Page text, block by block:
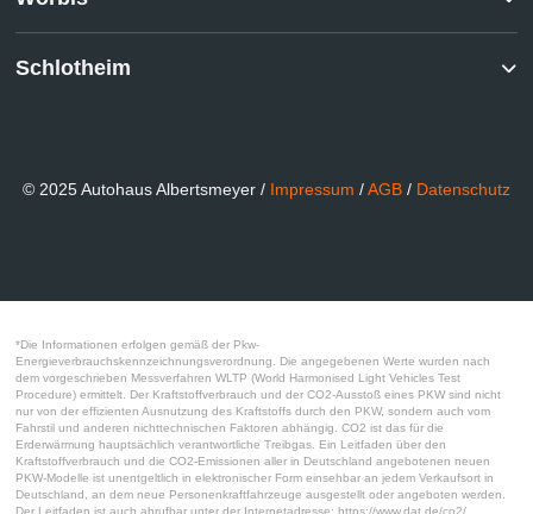
Schlotheim
© 2025 Autohaus Albertsmeyer / Impressum /AGB/ Datenschutz
*Die Informationen erfolgen gemäß der Pkw-
Energieverbrauchskennzeichnungsverordnung. Die angegebenen Werte wurden nach
dem vorgeschrieben Messverfahren WLTP (World Harmonised Light Vehicles Test
Procedure) ermittelt. Der Kraftstoffverbrauch und der CO2-Ausstoß eines PKW sind nicht
nur von der effizienten Ausnutzung des Kraftstoffs durch den PKW, sondern auch vom
Fahrstil und anderen nichttechnischen Faktoren abhängig. CO2 ist das für die
Erderwärmung hauptsächlich verantwortliche Treibgas. Ein Leitfaden über den
Kraftstoffverbrauch und die CO2-Emissionen aller in Deutschland angebotenen neuen
PKW-Modelle ist unentgeltlich in elektronischer Form einsehbar an jedem Verkaufsort in
Deutschland, an dem neue Personenkraftfahrzeuge ausgestellt oder angeboten werden.
Der Leitfaden ist auch abrufbar unter der Internetadresse: https://www.dat.de/co2/.